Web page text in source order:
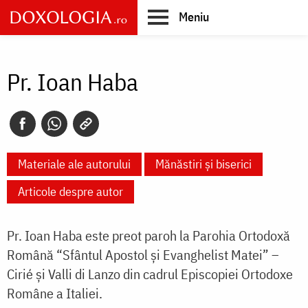
Skip
to
main
Meniu
Pr. Ioan Haba
Materiale ale autorului
Mănăstiri și biserici
Articole despre autor
Pr. Ioan Haba este preot paroh la Parohia Ortodoxă
Română “Sfântul Apostol și Evanghelist Matei” –
Cirié și Valli di Lanzo din cadrul Episcopiei Ortodoxe
Române a Italiei.